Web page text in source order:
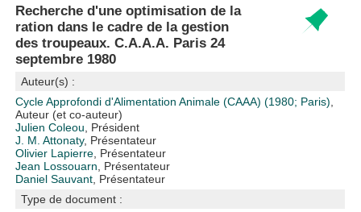
Recherche d'une optimisation de la
ration dans le cadre de la gestion
des troupeaux. C.A.A.A. Paris 24
septembre 1980
Auteur(s) :
Cycle Approfondi d'Alimentation Animale (CAAA) (1980; Paris)
Auteur (et co-auteur)
Julien Coleou , Président
J. M. Attonaty, Présentateur
Olivier Lapierre , Présentateur
Jean Lossouarn , Présentateur
Daniel Sauvant , Présentateur
Type de document :